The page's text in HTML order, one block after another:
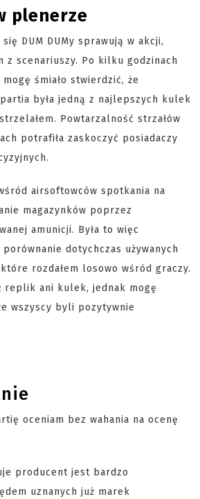
plenerze
DUM DUMy sprawują w akcji,
z scenariuszy. Po kilku godzinach
śmiało stwierdzić, że
była jedną z najlepszych kulek
Powtarzalność strzałów
potrafiła zaskoczyć posiadaczy
airsoftowców spotkania na
magazynków poprzez
amunicji. Była to więc
porównanie dotychczas używanych
rozdałem losowo wśród graczy.
replik ani kulek, jednak mogę
wszyscy byli pozytywnie
oceniam bez wahania na ocenę
producent jest bardzo
uznanych już marek